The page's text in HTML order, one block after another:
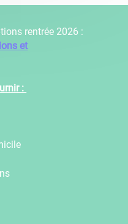
rentrée 2026 :
et
: